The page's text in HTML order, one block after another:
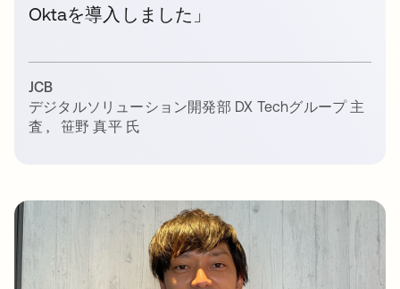
Oktaを導入しました」
JCB
デジタルソリューション開発部 DX Techグループ 主
査, 笹野 真平 氏